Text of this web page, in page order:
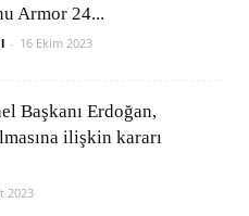
Armor 24...
- 16 Ekim 2023
Başkanı Erdoğan,
ilişkin kararı
2023